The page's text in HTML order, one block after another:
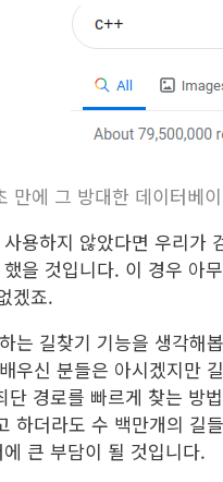
만에 그 방대한 데이터베
용하지 않았다면 우리가
을 것입니다. 이 경우 아
겠죠.
는 길찾기 기능을 생각해
우신 분들은 아시겠지만
단 경로를 빠르게 찾는
하더라도 수 백만개의 길
큰 부담이 될 것입니다.